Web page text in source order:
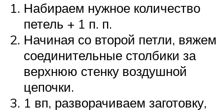
Набираем нужное количество
петель + 1 п. п.
Начиная со второй петли, вяжем
соединительные столбики за
верхнюю стенку воздушной
цепочки.
1 вп, разворачиваем заготовку,